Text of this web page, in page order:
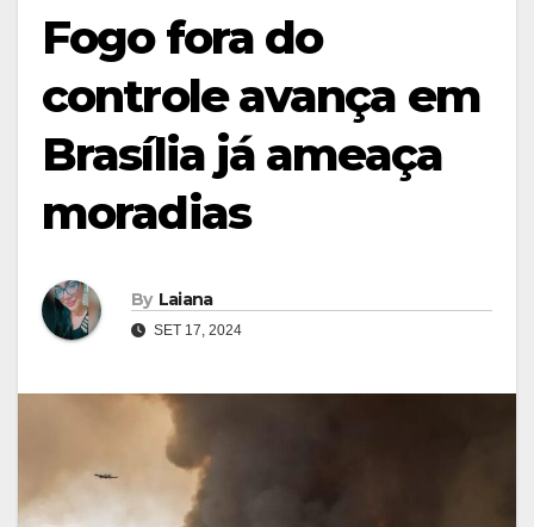
Fogo fora do
controle avança em
Brasília já ameaça
moradias
By Laiana
SET 17, 2024